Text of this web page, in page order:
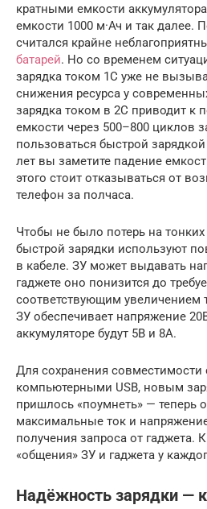
кратными емкости
емкости 1000 м·Ач и так далее.
считался крайне
батарей. Но со временем
зарядка током 1С уже не
снижения ресурса у
зарядка током в 2С приводит к
емкости через 500–800 циклов
пользоваться быстрой
лет вы заметите падение
этого стоит отказываться от
телефон за полчаса.
Чтобы не было потерь на
быстрой зарядки используют
в кабеле. ЗУ может выдавать
гаджете оно понизится до
соответствующим увеличением
ЗУ обеспечивает напряжение
аккумуляторе будут 5В и 8А.
Для сохранения
компьютерными USB, новым
пришлось «поумнеть» — теперь
максимальные ток и
получения запроса от гаджета.
«общения» ЗУ и гаджета у
Надёжность зарядки —